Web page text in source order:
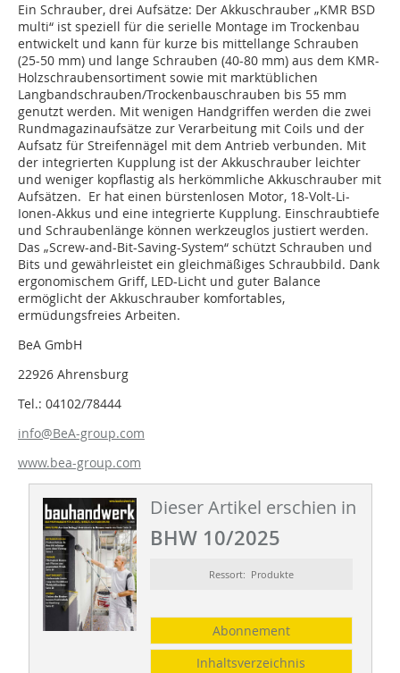
Ein Schrauber, drei Aufsätze: Der Akkuschrauber „KMR BSD
multi“ ist speziell für die serielle Montage im Trockenbau
entwickelt und kann für kurze bis mittellange Schrauben
(25-50 mm) und lange Schrauben (40-80 mm) aus dem KMR-
Holzschraubensortiment sowie mit marktüblichen
Langbandschrauben/Trockenbauschrauben bis 55 mm
genutzt werden. Mit wenigen Handgriffen werden die zwei
Rundmagazinaufsätze zur Verarbeitung mit Coils und der
Aufsatz für Streifennägel mit dem Antrieb verbunden. Mit
der integrierten Kupplung ist der Akkuschrauber leichter
und weniger ­kopflastig als herkömmliche Akkuschrauber mit
Aufsätzen. Er hat einen bürstenlosen Motor, 18-Volt-Li-
Ionen-Akkus und eine integrierte Kupplung. Einschraubtiefe
und Schraubenlänge können werkzeuglos justiert werden.
Das „Screw-and-Bit-Saving-System“ schützt Schrauben und
Bits und gewährleistet ein gleichmäßiges Schraubbild. Dank
ergonomischem Griff, LED-Licht und guter Balance
ermöglicht der Akkuschrauber komfortables,
ermüdungsfreies Arbeiten.
BeA GmbH
22926 Ahrensburg
Tel.: 04102/78444
info@BeA-group.com
www.bea-group.com
Dieser Artikel erschien in
BHW 10/2025
Ressort: Produkte
Abonnement
Inhaltsverzeichnis